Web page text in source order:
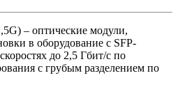
– оптические модули,
в оборудование с SFP-
до 2,5 Гбит/с по
с грубым разделением по